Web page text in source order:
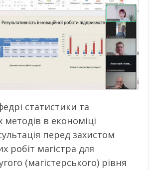
статистики та
в економіці
перед захистом
робіт магістра для
(магістерського) рівня